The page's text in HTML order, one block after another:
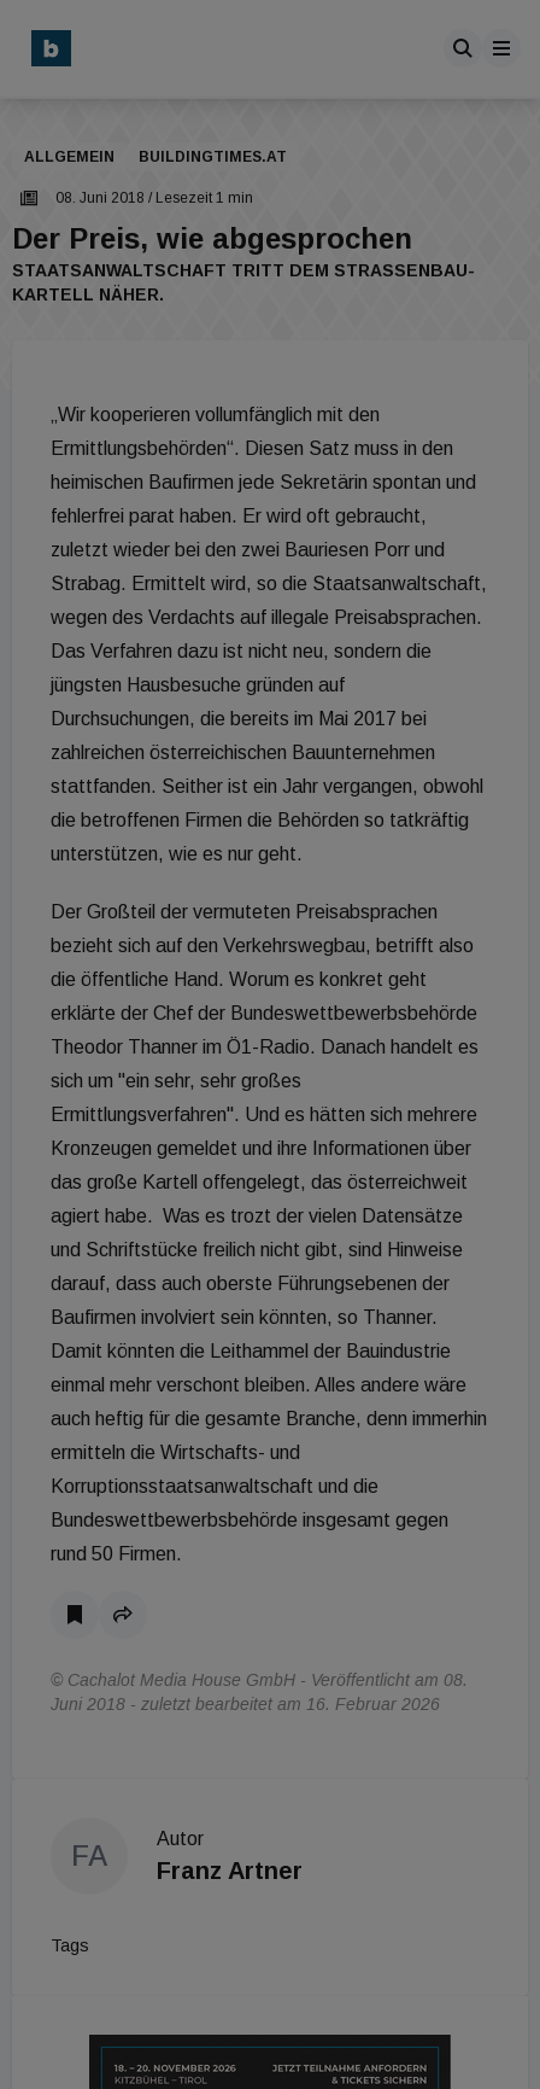
ALLGEMEIN BUILDINGTIMES.AT
08. Juni 2018 / Lesezeit 1 min
Der Preis, wie abgesprochen
STAATSANWALTSCHAFT TRITT DEM STRASSENBAU-K
ARTELL NÄHER.
„Wir kooperieren vollumfänglich mit den
Ermittlungsbehörden“. Diesen Satz muss in den
heimischen Baufirmen jede Sekretärin spontan und
fehlerfrei parat haben. Er wird oft gebraucht,
zuletzt wieder bei den zwei Bauriesen Porr und
Strabag. Ermittelt wird, so die Staatsanwaltschaft,
wegen des Verdachts auf illegale Preisabsprachen.
Das Verfahren dazu ist nicht neu, sondern die
jüngsten Hausbesuche gründen auf
Durchsuchungen, die bereits im Mai 2017 bei
zahlreichen österreichischen Bauunternehmen
stattfanden. Seither ist ein Jahr vergangen, obwohl
die betroffenen Firmen die Behörden so tatkräftig
unterstützen, wie es nur geht.
Der Großteil der vermuteten Preisabsprachen
bezieht sich auf den Verkehrswegbau, betrifft also
die öffentliche Hand. Worum es konkret geht
erklärte der Chef der Bundeswettbewerbsbehörde
Theodor Thanner im Ö1-Radio. Danach handelt es
sich um "ein sehr, sehr großes
Ermittlungsverfahren". Und es hätten sich mehrere
Kronzeugen gemeldet und ihre Informationen über
das große Kartell offengelegt, das österreichweit
agiert habe. Was es trozt der vielen Datensätze
und Schriftstücke freilich nicht gibt, sind Hinweise
darauf, dass auch oberste Führungsebenen der
Baufirmen involviert sein könnten, so Thanner.
Damit könnten die Leithammel der Bauindustrie
einmal mehr verschont bleiben. Alles andere wäre
auch heftig für die gesamte Branche, denn immerhin
ermitteln die Wirtschafts- und
Korruptionsstaatsanwaltschaft und die
Bundeswettbewerbsbehörde insgesamt gegen
rund 50 Firmen.
© Cachalot Media House GmbH - Veröffentlicht am 08.
Juni 2018 - zuletzt bearbeitet am 16. Februar 2026
FA
Autor
Franz Artner
Tags